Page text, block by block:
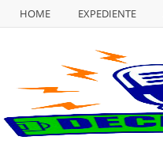
HOME EXPEDIENTE
EXPEDIENTE